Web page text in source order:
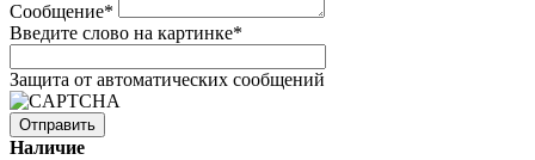
Сообщение*
Введите слово на картинке*
Защита от автоматических сообщений
Наличие